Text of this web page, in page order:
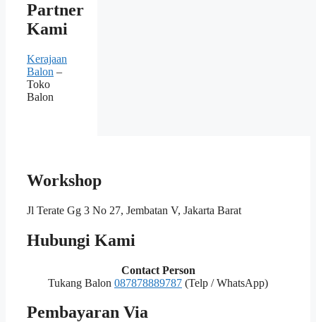
Partner
Kami
Kerajaan
Balon –
Toko
Balon
Workshop
Jl Terate Gg 3 No 27, Jembatan V, Jakarta Barat
Hubungi Kami
Contact Person
Tukang Balon 087878889787 (Telp / WhatsApp)
Pembayaran Via